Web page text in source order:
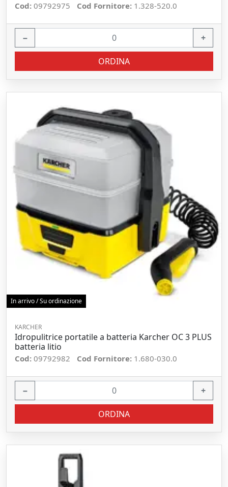
Cod: 09792975 Cod Fornitore: 1.328-520.0
− +
ORDINA
In arrivo / Su ordinazione
KARCHER
Idropulitrice portatile a batteria Karcher OC 3 PLUS
batteria litio
Cod: 09792982 Cod Fornitore: 1.680-030.0
− +
ORDINA